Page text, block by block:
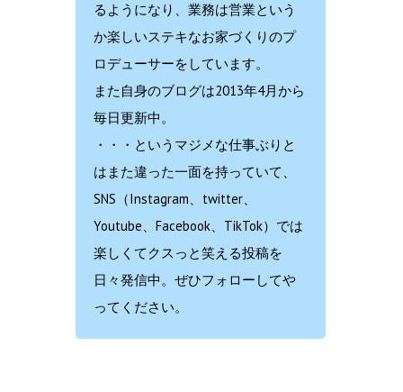
るようになり、業務は営業という
か楽しいステキなお家づくりのプ
ロデューサーをしています。
また自身のブログは2013年4月から
毎日更新中。
・・・というマジメな仕事ぶりと
はまた違った一面を持っていて、
SNS（Instagram、twitter、
Youtube、Facebook、TikTok）では
楽しくてクスっと笑える投稿を
日々発信中。ぜひフォローしてや
ってください。